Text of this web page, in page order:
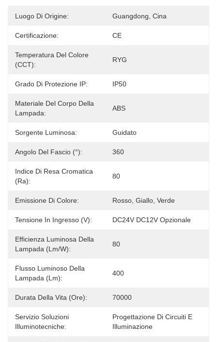
Luogo Di Origine: Guangdong, Cina
Certificazione: CE
Temperatura Del Colore
(CCT):
RYG
Grado Di Protezione IP: IP50
Materiale Del Corpo Della
Lampada:
ABS
Sorgente Luminosa: Guidato
Angolo Del Fascio (°): 360
Indice Di Resa Cromatica
(Ra):
80
Emissione Di Colore: Rosso, Giallo, Verde
Tensione In Ingresso (V): DC24V DC12V Opzionale
Efficienza Luminosa Della
Lampada (lm/w):
80
Flusso Luminoso Della
Lampada (lm):
400
Durata Della Vita (ore): 70000
Servizio Soluzioni
Illuminotecniche:
Progettazione Di Circuiti E
Illuminazione